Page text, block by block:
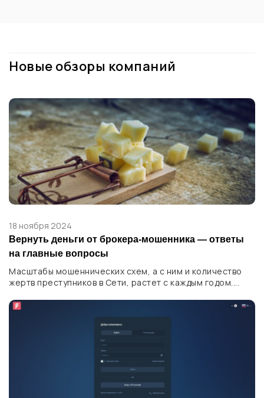
Новые обзоры компаний
18 ноября 2024
Вернуть деньги от брокера-мошенника — ответы
на главные вопросы
Масштабы мошеннических схем, а с ним и количество
жертв преступников в Сети, растет с каждым годом....